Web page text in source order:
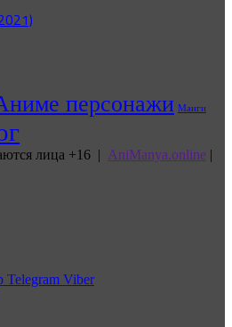
персонажи Манги
лица +16 | AniManya.online |
Telegram Viber